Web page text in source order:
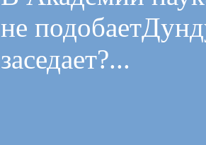
не
заседает?...